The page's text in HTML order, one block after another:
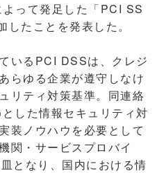
って発足した「PCI SS
たことを発表した。
いるPCI DSSは、クレジ
らゆる企業が遵守しなけ
リティ対策基準。同連絡
した情報セキュリティ対
装ノウハウを必要として
関・サービスプロバイ
となり、国内における情